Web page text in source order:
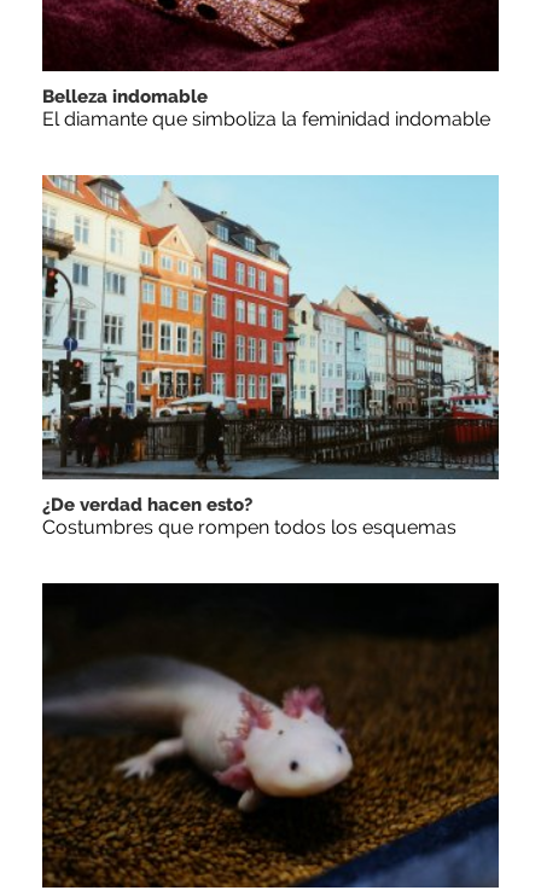
Belleza indomable
El diamante que simboliza la feminidad indomable
¿De verdad hacen esto?
Costumbres que rompen todos los esquemas